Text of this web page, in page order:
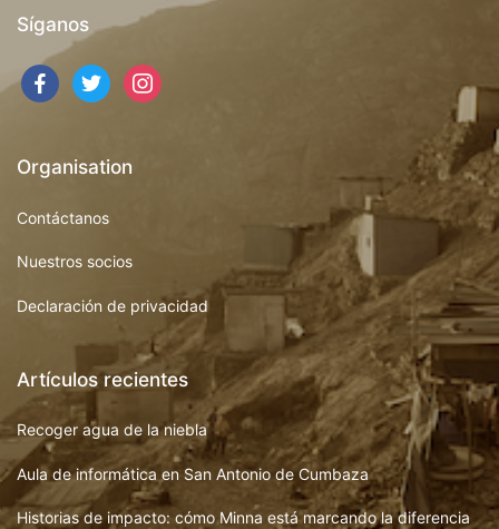
Síganos
Organisation
Contáctanos
Nuestros socios
Declaración de privacidad
Artículos recientes
Recoger agua de la niebla
Aula de informática en San Antonio de Cumbaza
Historias de impacto: cómo Minna está marcando la diferencia